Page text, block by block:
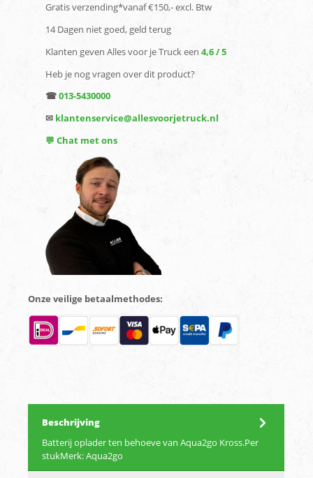
Gratis verzending*vanaf €150,- excl. Btw
14 Dagen niet goed, geld terug
Klanten geven Alles voor je Truck een 4,6 / 5
Heb je nog vragen over dit product?
☎013-5430000
✉ klantenservice@allesvoorjetruck.nl
💬 Chat met ons
Onze veilige betaalmethodes:
Beschrijving
Batterij oplader ten behoeve van Aqua2go Kross.Per
stukMerk: Aqua2go